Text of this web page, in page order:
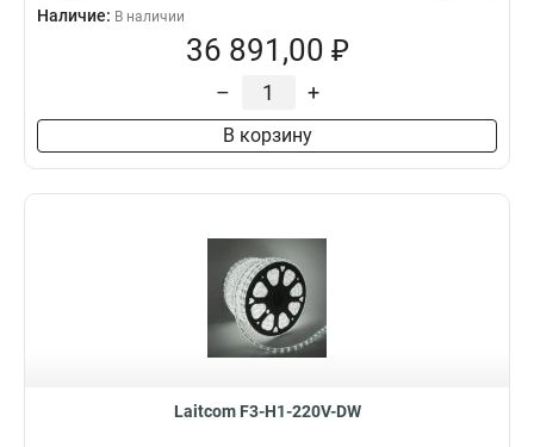
Наличие: В наличии
36 891,00 ₽
– +
В корзину
Laitcom F3-H1-220V-DW